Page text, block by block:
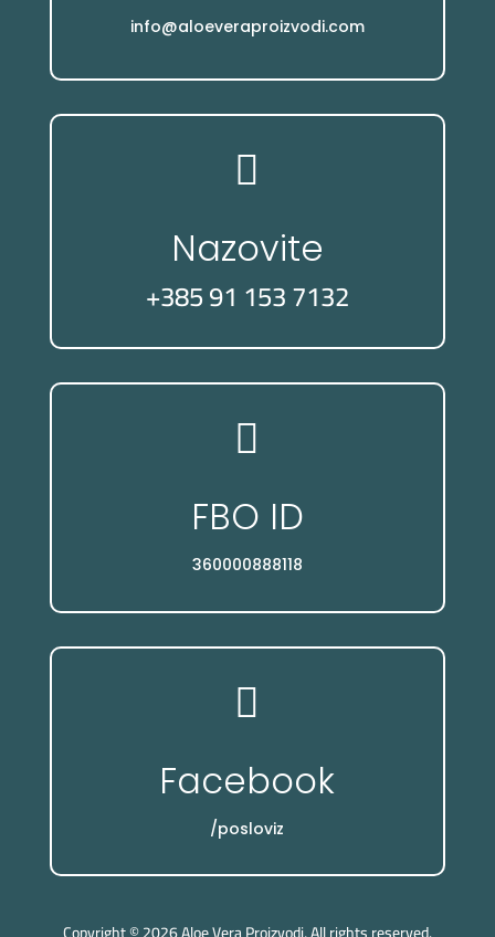
info@aloeveraproizvodi.com

Nazovite
+385 91 153 7132

FBO ID
360000888118

Facebook
/posloviz